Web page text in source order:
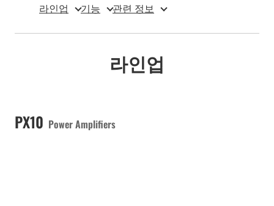
라인업 기능 관련 정보
라인업
PX10 Power Amplifiers